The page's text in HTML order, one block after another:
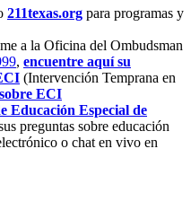
211texas.org para programas y
a la Oficina del Ombudsman
, encuentre aquí su
(Intervención Temprana en
ECI
Educación Especial de
preguntas sobre educación
o chat en vivo en